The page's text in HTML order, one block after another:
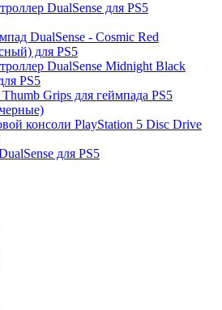
DualSense для PS5
DualSense - Cosmic Red
для PS5
DualSense Midnight Black
PS5
Grips для геймпада PS5
консоли PlayStation 5 Disc Drive
для PS5